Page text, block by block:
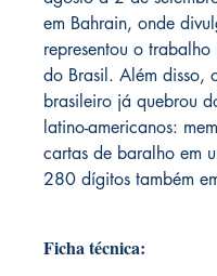
em Bahrain, onde
representou o trabalho
do Brasil. Além disso,
brasileiro já quebrou
latino-americanos:
cartas de baralho em
280 dígitos também
Ficha técnica: